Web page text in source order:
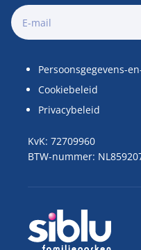
KvK: 72709960
BTW-nummer:
Persoonsgegevens-
Cookiebeleid
Privacybeleid